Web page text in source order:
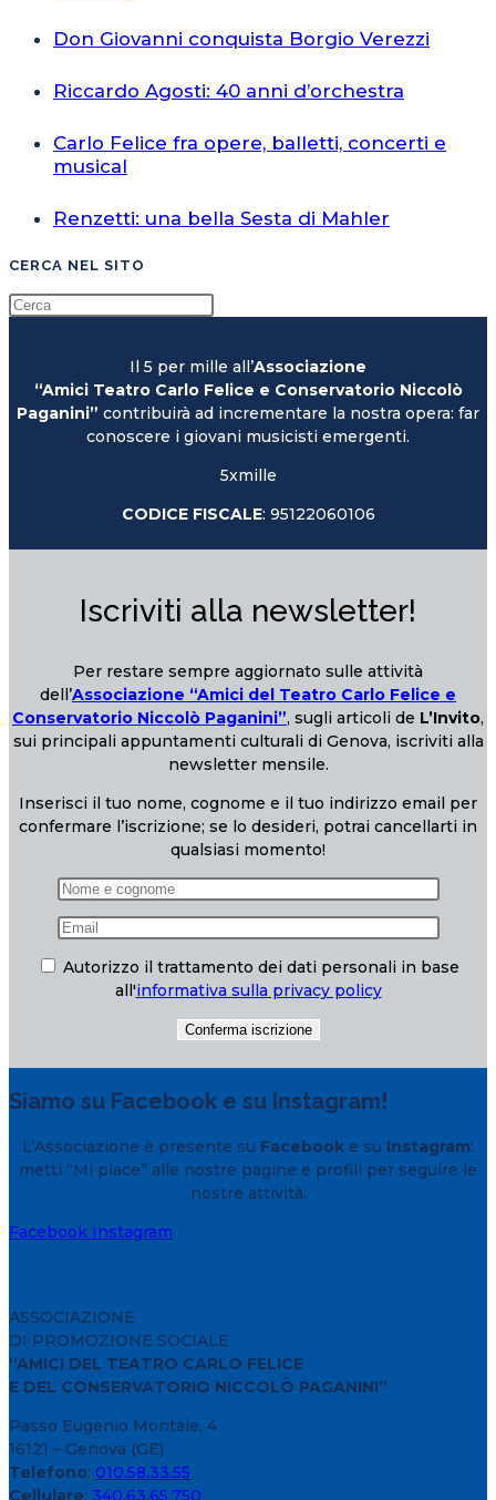
Don Giovanni conquista Borgio Verezzi
Riccardo Agosti: 40 anni d’orchestra
Carlo Felice fra opere, balletti, concerti e
musical
Renzetti: una bella Sesta di Mahler
CERCA NEL SITO
Il 5 per mille all’Associazione
“Amici Teatro Carlo Felice e Conservatorio Niccolò
Paganini” contribuirà ad incrementare la nostra opera: far
conoscere i giovani musicisti emergenti.
5xmille
CODICE FISCALE: 95122060106
Iscriviti alla newsletter!
Per restare sempre aggiornato sulle attività
dell’Associazione “Amici del Teatro Carlo Felice e
Conservatorio Niccolò Paganini”, sugli articoli de L’Invito,
sui principali appuntamenti culturali di Genova, iscriviti alla
newsletter mensile.
Inserisci il tuo nome, cognome e il tuo indirizzo email per
confermare l’iscrizione; se lo desideri, potrai cancellarti in
qualsiasi momento!
Autorizzo il trattamento dei dati personali in base
all'informativa sulla privacy policy
Siamo su Facebook e su Instagram!
L’Associazione è presente su Facebook e su Instagram:
metti “Mi piace” alle nostre pagine e profili per seguire le
nostre attività.
Facebook Instagram
ASSOCIAZIONE
DI PROMOZIONE SOCIALE
“AMICI DEL TEATRO CARLO FELICE
E DEL CONSERVATORIO NICCOLÒ PAGANINI”
Passo Eugenio Montale, 4
16121 – Genova (GE)
Telefono: 010.58.33.55
Cellulare: 340.63.65.750